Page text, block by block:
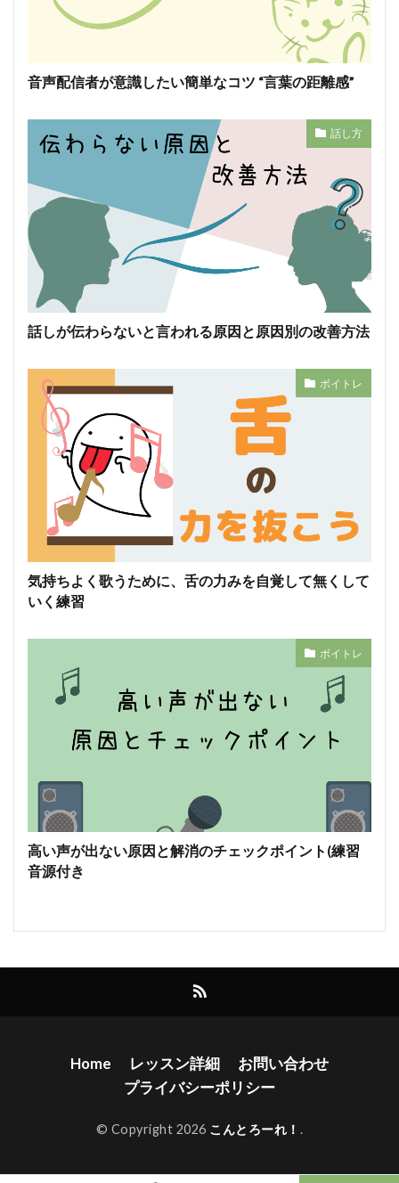
音声配信者が意識したい簡単なコツ “言葉の距離感”
話し方
話しが伝わらないと言われる原因と原因別の改善方法
ボイトレ
気持ちよく歌うために、舌の力みを自覚して無くして
いく練習
ボイトレ
高い声が出ない原因と解消のチェックポイント(練習
音源付き
Home レッスン詳細
お問い合わせ
プライバシーポリシー
© Copyright 2026 こんとろーれ！ .